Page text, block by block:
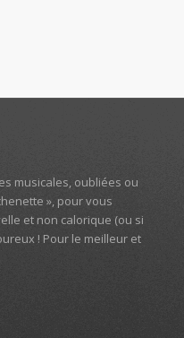
musicales, oubliées ou
», pour vous
et non calorique (ou si
! Pour le meilleur et